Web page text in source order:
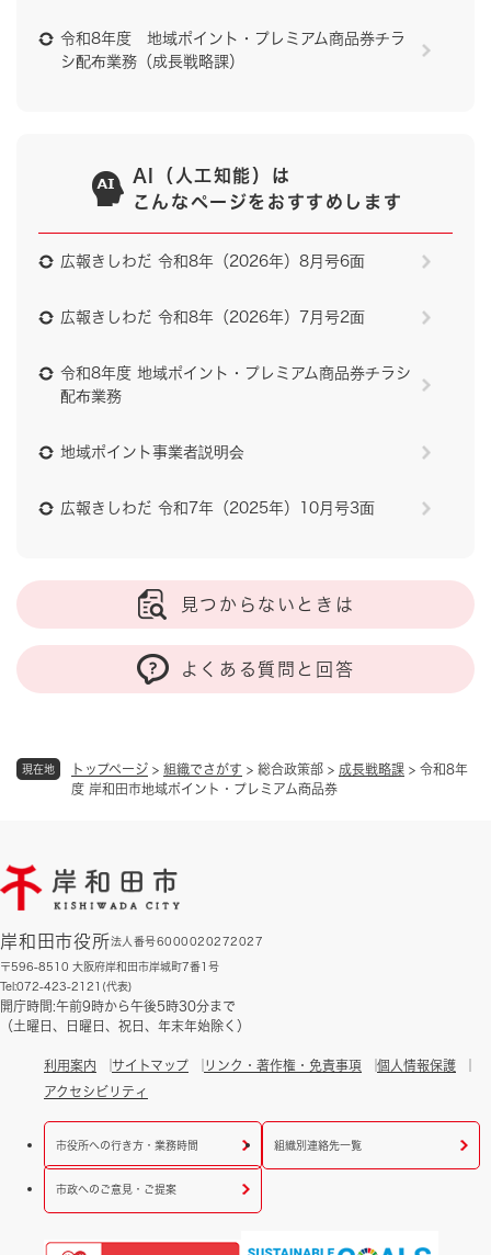
現在地 トップページ > 組織でさがす > 総合政策部 > 成長戦略課 > 令和8年
度 岸和田市地域ポイント・プレミアム商品券
令和8年度 地域ポイント・プレミアム商品券チラ
シ配布業務（成長戦略課）
AI（人工知能）は
こんなページをおすすめします
広報きしわだ 令和8年（2026年）8月号6面
広報きしわだ 令和8年（2026年）7月号2面
令和8年度 地域ポイント・プレミアム商品券チラシ
配布業務
地域ポイント事業者説明会
広報きしわだ 令和7年（2025年）10月号3面
見つからないときは
よくある質問と回答
岸和田市役所法人番号6000020272027
〒596-8510 大阪府岸和田市岸城町7番1号
Tel:072-423-2121(代表)
開庁時間:午前9時から午後5時30分まで
（土曜日、日曜日、祝日、年末年始除く）
利用案内 サイトマップ リンク・著作権・免責事項
個人情報保護
アクセシビリティ
市役所への行き方・業務時間 組織別連絡先一覧
市政へのご意見・ご提案